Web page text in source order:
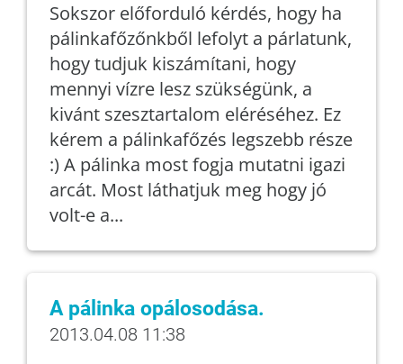
Sokszor előforduló kérdés, hogy ha
pálinkafőzőnkből lefolyt a párlatunk,
hogy tudjuk kiszámítani, hogy
mennyi vízre lesz szükségünk, a
kivánt szesztartalom eléréséhez. Ez
kérem a pálinkafőzés legszebb része
:) A pálinka most fogja mutatni igazi
arcát. Most láthatjuk meg hogy jó
volt-e a...
A pálinka opálosodása.
2013.04.08 11:38